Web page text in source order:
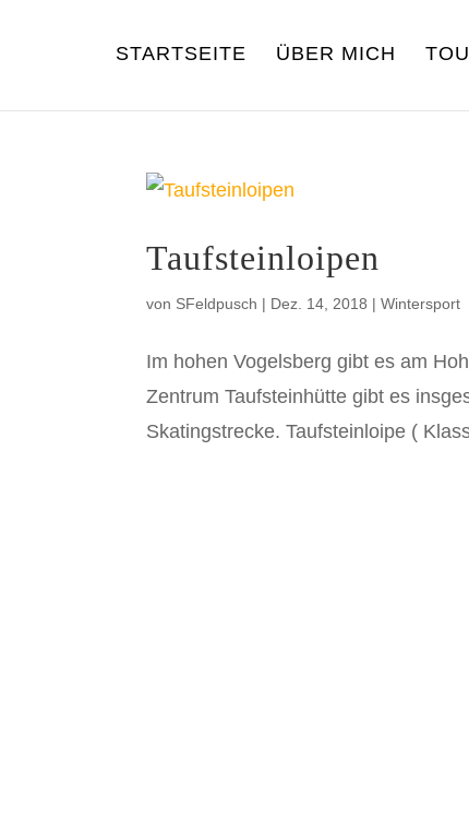
STARTSEITE ÜBER MICH
Taufsteinloipen
von SFeldpusch | Dez. 14, 2018 |Wintersport
Im hohen Vogelsberg gibt es am
Zentrum Taufsteinhütte gibt es
Skatingstrecke. Taufsteinloipe (